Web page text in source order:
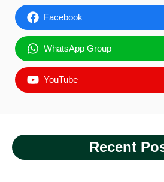
Facebook
WhatsApp Group
YouTube
Recent